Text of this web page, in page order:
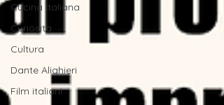
Cucina italiana
Curiosità
Cultura
Dante Alighieri
Film italiani